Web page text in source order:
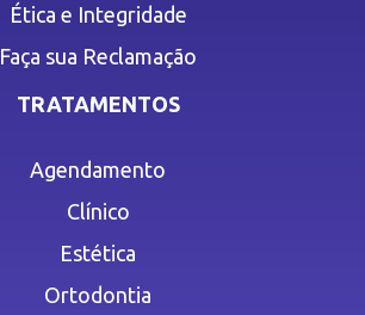
Ética e Integridade
Faça sua Reclamação
TRATAMENTOS
Agendamento
Clínico
Estética
Ortodontia